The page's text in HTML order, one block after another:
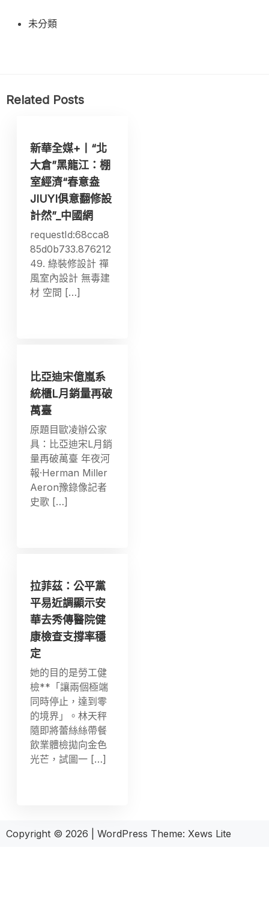
未分類
Related Posts
新華全媒+丨“北
大倉”黑龍江：棚
室經濟“春意盎
JIUYI俱意翻修設
計然”_中國網
requestId:68cca8
85d0b733.876212
49. 綠裝修設計 禪
風室內設計 無毒建
材 空間 […]
比亞迪宋億嵐系
統櫃L月銷量再破
萬臺
原題目歐凌辦公家
具：比亞迪宋L月銷
量再破萬臺 年夜河
報·Herman Miller
Aeron豫錄像記者
史歌 […]
拉菲茲：公平黨
平易近調顯示安
華去秀傳醫院健
康檢查支撐率穩
定
她的目的是勞工健
檢**「讓兩個極端
同時停止，達到零
的境界」。林天秤
隨即將蕾絲絲帶餐
飲業體檢拋向金色
光芒，試圖一 […]
Copyright © 2026 WordPress Theme: Xews Lite